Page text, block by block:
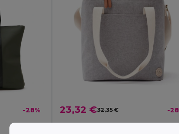
-28% 23,32 €32,35 € -